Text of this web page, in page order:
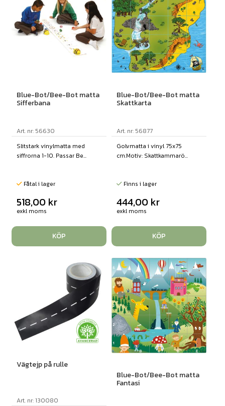
Blue-Bot/Bee-Bot matta
Sifferbana
Art. nr: 56630
Slitstark vinylmatta med
siffrorna 1-10. Passar Be...
Fåtal i lager
518,00 kr
exkl moms
KÖP
Blue-Bot/Bee-Bot matta
Skattkarta
Art. nr: 56877
Golvmatta i vinyl 75x75
cm.Motiv: Skattkammarö...
Finns i lager
444,00 kr
exkl moms
KÖP
Vägtejp på rulle
Art. nr: 130080
Blue-Bot/Bee-Bot matta
Fantasi